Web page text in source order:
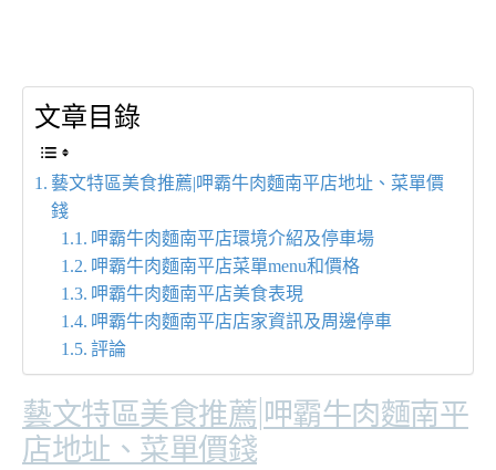
文章目錄
藝文特區美食推薦|呷霸牛肉麵南平店地址、菜單價
錢
呷霸牛肉麵南平店環境介紹及停車場
呷霸牛肉麵南平店菜單menu和價格
呷霸牛肉麵南平店美食表現
呷霸牛肉麵南平店店家資訊及周邊停車
評論
藝文特區美食推薦|呷霸牛肉麵南平
店地址、菜單價錢